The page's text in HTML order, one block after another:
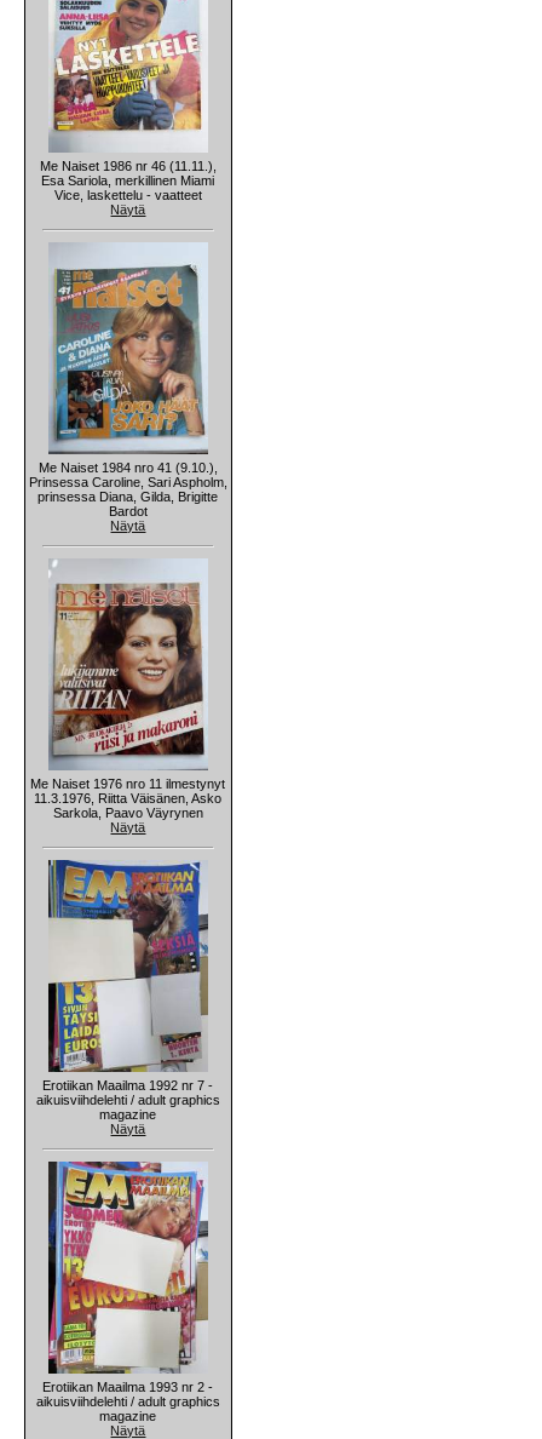
Me Naiset 1986 nr 46 (11.11.),
Esa Sariola, merkillinen Miami
Vice, laskettelu - vaatteet
Näytä
Me Naiset 1984 nro 41 (9.10.),
Prinsessa Caroline, Sari Aspholm,
prinsessa Diana, Gilda, Brigitte
Bardot
Näytä
Me Naiset 1976 nro 11 ilmestynyt
11.3.1976, Riitta Väisänen, Asko
Sarkola, Paavo Väyrynen
Näytä
Erotiikan Maailma 1992 nr 7 -
aikuisviihdelehti / adult graphics
magazine
Näytä
Erotiikan Maailma 1993 nr 2 -
aikuisviihdelehti / adult graphics
magazine
Näytä